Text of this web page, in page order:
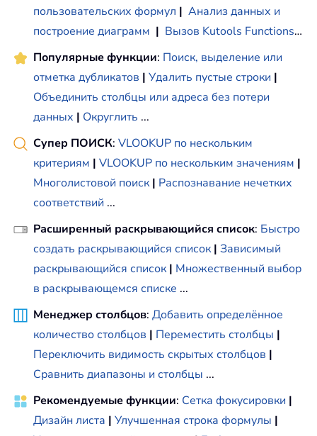
пользовательских формул | Анализ данных и
построение диаграмм | Вызов Kutools Functions…
Популярные функции: Поиск, выделение или
отметка дубликатов | Удалить пустые строки |
Объединить столбцы или адреса без потери
данных | Округлить ...
Супер ПОИСК: VLOOKUP по нескольким
критериям | VLOOKUP по нескольким значениям |
Многолистовой поиск | Распознавание нечетких
соответствий ...
Расширенный раскрывающийся список: Быстро
создать раскрывающийся список | Зависимый
раскрывающийся список | Множественный выбор
в раскрывающемся списке ...
Менеджер столбцов: Добавить определённое
количество столбцов | Переместить столбцы |
Переключить видимость скрытых столбцов |
Сравнить диапазоны и столбцы ...
Рекомендуемые функции: Сетка фокусировки |
Дизайн листа | Улучшенная строка формулы |